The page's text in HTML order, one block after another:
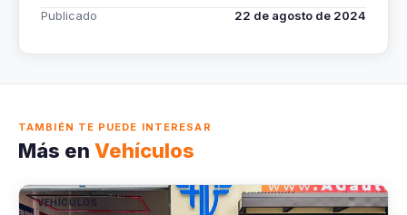
Publicado 22 de agosto de 2024
TAMBIÉN TE PUEDE INTERESAR
Más en Vehículos
VEHÍCULOS